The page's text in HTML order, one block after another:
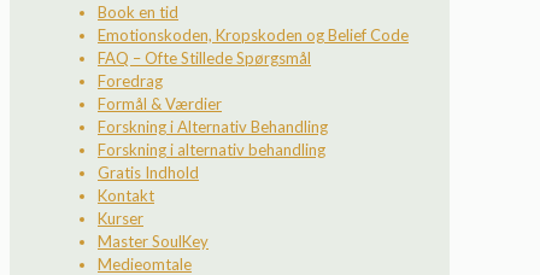
Book en tid
Emotionskoden, Kropskoden og Belief Code
FAQ – Ofte Stillede Spørgsmål
Foredrag
Formål & Værdier
Forskning i Alternativ Behandling
Forskning i alternativ behandling
Gratis Indhold
Kontakt
Kurser
Master SoulKey
Medieomtale